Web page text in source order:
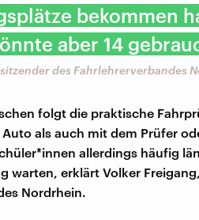
bekommen
aber 14
des Fahrlehrerverbandes
folgt die praktische
als auch mit dem Prüfer
allerdings häufig
warten, erklärt Volker
Nordrhein.